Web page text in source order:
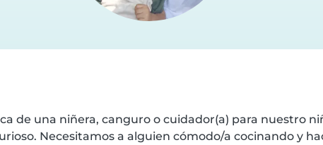
de una niñera, canguro o cuidador(a) para nuestro
Necesitamos a alguien cómodo/a cocinando y